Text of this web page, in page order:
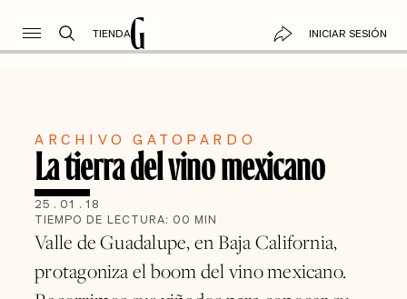
TIENDA INICIAR SESIÓN
ARCHIVO GATOPARDO
La tierra del vino mexicano
25 . 01 . 18
TIEMPO DE LECTURA: 00 MIN
Valle de Guadalupe, en Baja California,
protagoniza el boom del vino mexicano.